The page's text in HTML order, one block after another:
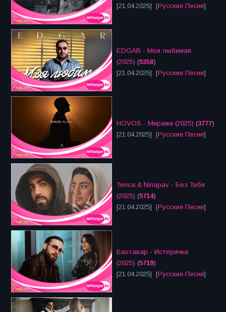
[21.04.2025] [Русские Песни]
EDGAR - Моя любимая
(2025) (5358)
[21.04.2025] [Русские Песни]
HOVOS - Миражи (2025) (3777)
[21.04.2025] [Русские Песни]
Tenca & Ninapav - Без Тебя
(2025) (5714)
[21.04.2025] [Русские Песни]
Бахтавар - Истеричка
(2025) (5719)
[21.04.2025] [Русские Песни]